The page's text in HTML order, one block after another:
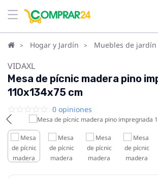
Hogar y Jardín Muebles de jardín
VIDAXL
Mesa de pícnic madera pino
110x134x75 cm
0 opiniones